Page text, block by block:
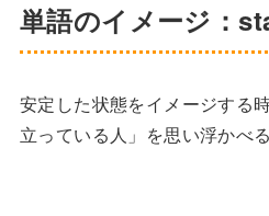
単語のイメージ：
安定した状態をイメージする
立っている人」を思い浮かべ